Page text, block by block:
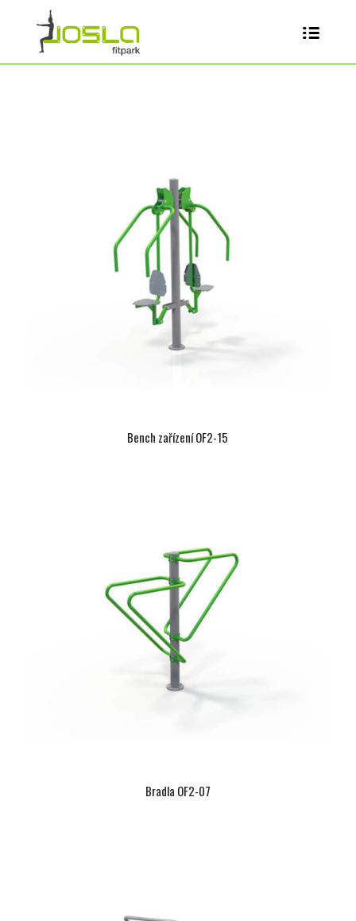
Bench zařízení OF2-15
Bradla OF2-07